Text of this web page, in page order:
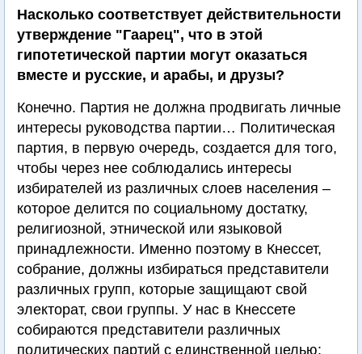
Насколько соответствует действительности
утверждение "Гаарец", что в этой
гипотетической партии могут оказаться
вместе и русские, и арабы, и друзы?
Конечно. Партия не должна продвигать личные
интересы руководства партии… Политическая
партия, в первую очередь, создается для того,
чтобы через нее соблюдались интересы
избирателей из различных слоев населения –
которое делится по социальному достатку,
религиозной, этнической или языковой
принадлежности. Именно поэтому в Кнессет,
собрание, должны избираться представители
различных групп, которые защищают свой
электорат, свои группы. У нас в Кнессете
собираются представители различных
политических партий с единственной целью: